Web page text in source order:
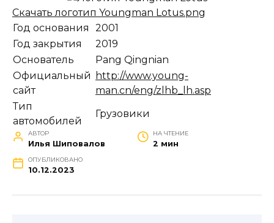
Скачать логотип Youngman Lotus.png
Год основания
2001
Год закрытия
2019
Основатель
Pang Qingnian
Официальный
сайт
http://www.young-
man.cn/eng/zlhb_lh.asp
Тип
автомобилей
Грузовики
АВТОР
Илья Шиповалов
НА ЧТЕНИЕ
2 мин
ОПУБЛИКОВАНО
10.12.2023